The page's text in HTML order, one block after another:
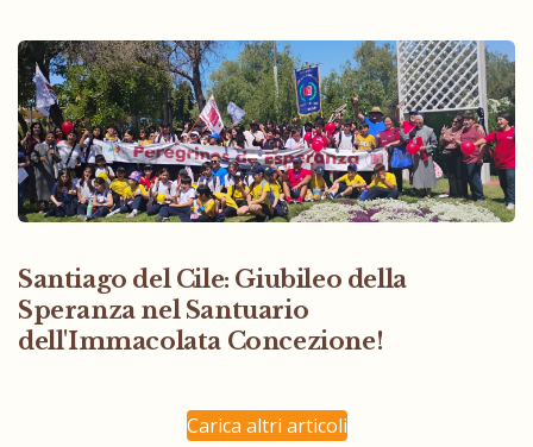
Santiago del Cile: Giubileo della
Speranza nel Santuario
dell'Immacolata Concezione!
Carica altri articoli